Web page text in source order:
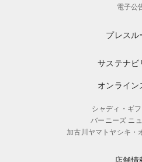
電子公
プレスル
サステナビ
オンライン
シャディ・ギ
バーニーズ ニ
加古川ヤマトヤシキ・
店舗情